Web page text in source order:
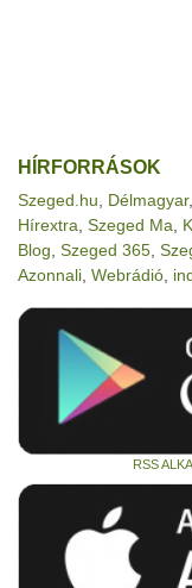
HÍRFORRÁSOK
Szeged.hu Délmagyar,
Hírextra Szeged Ma
Blog Szeged 365
Azonnali Webrádió
RSS